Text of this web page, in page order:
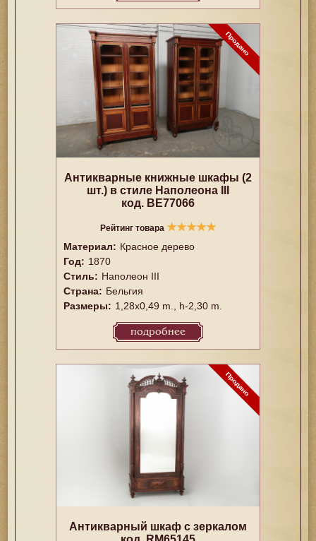
Антикварные книжные шкафы (2
шт.) в стиле Наполеона III
код. BE77066
Рейтинг товара ★★★★★
Материал: Красное дерево
Год: 1870
Стиль: Наполеон III
Страна: Бельгия
Размеры: 1,28x0,49 m., h-2,30 m.
подробнее
Антикварный шкаф с зеркалом